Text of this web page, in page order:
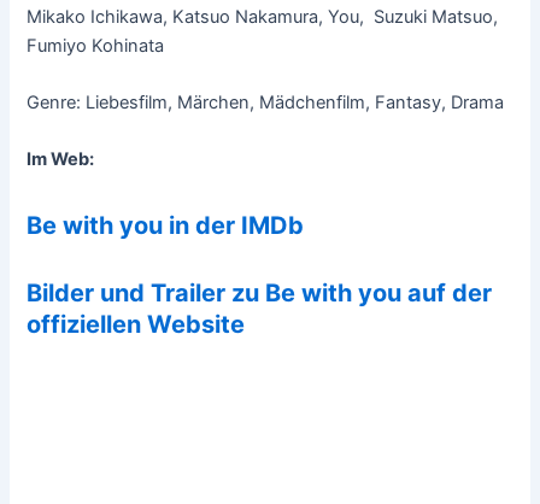
Mikako Ichikawa, Katsuo Nakamura, You, Suzuki Matsuo,
Fumiyo Kohinata
Genre: Liebesfilm, Märchen, Mädchenfilm, Fantasy, Drama
Im Web:
Be with you in der IMDb
Bilder und Trailer zu Be with you auf der
offiziellen Website